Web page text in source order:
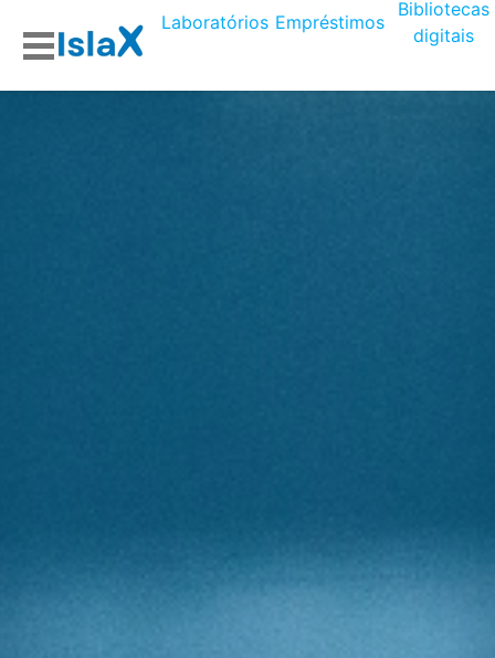
Laboratórios Empréstimos
Bibliotecas
digitais